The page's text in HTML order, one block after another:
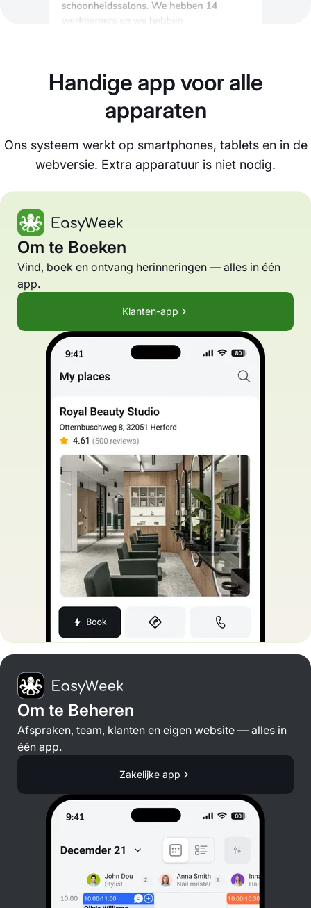
Handige app voor alle
apparaten
Ons systeem werkt op smartphones, tablets en in de
webversie. Extra apparatuur is niet nodig.
Om te Boeken
Vind, boek en ontvang herinneringen — alles in één
app.
Klanten-app
Om te Beheren
Afspraken, team, klanten en eigen website — alles in
één app.
Zakelijke app